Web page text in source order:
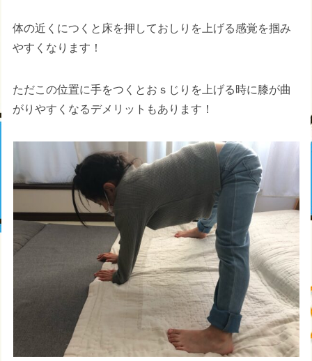
体の近くにつくと床を押しておしりを上げる感覚を掴み
やすくなります！
ただこの位置に手をつくとおｓじりを上げる時に膝が曲
がりやすくなるデメリットもあります！